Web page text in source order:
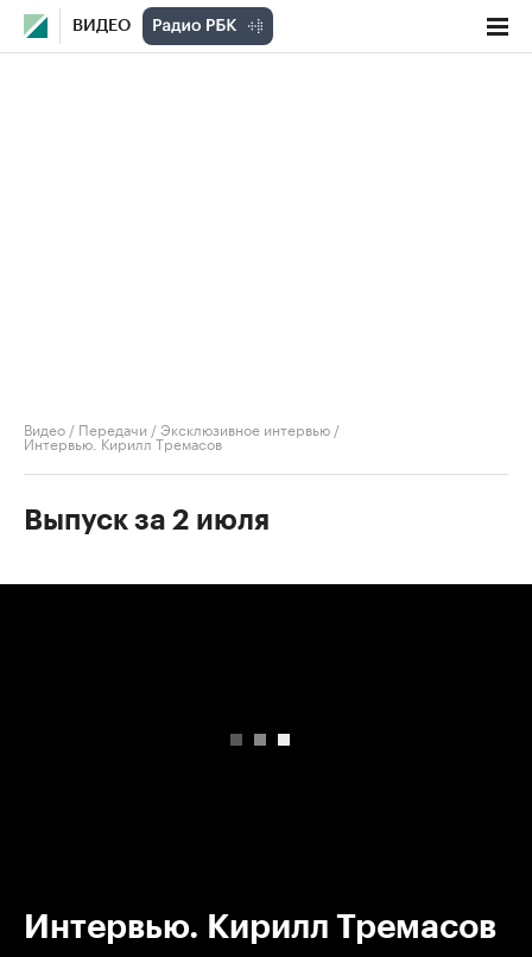
ВИДЕО
Видео / Передачи /Эксклюзивное интервью /
Интервью. Кирилл Тремасов
Выпуск за 2 июля
Интервью. Кирилл Тремасов